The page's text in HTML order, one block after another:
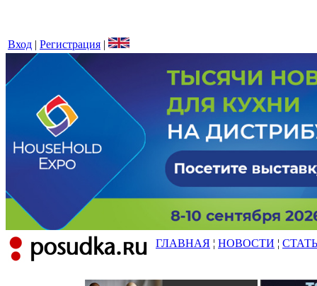
Вход | Регистрация |
ГЛАВНАЯ ¦ НОВОСТИ ¦